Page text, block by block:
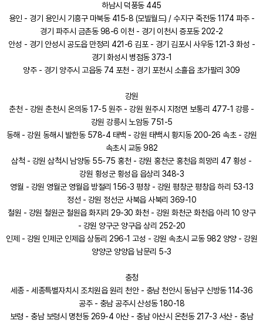
하남시 덕풍동 445
용인 - 경기 용인시 기흥구 마북동 415-8 (모빌월드) / 수지구 죽전동 1174 파주 -
경기 파주시 금촌동 98-6 이천 - 경기 이천시 증포동 202-2
안성 - 경기 안성시 공도읍 만정리 421-6 김포 - 경기 김포시 사우동 121-3 화성 -
경기 화성시 병점동 373-1
양주 - 경기 양주시 고읍동 74 포천 - 경기 포천시 소흘읍 초가팔리 309
강원
춘천 - 강원 춘천시 온의동 17-5 원주 - 강원 원주시 지정면 보통리 477-1 강릉 -
강원 강릉시 노암동 751-5
동해 - 강원 동해시 발한동 578-4 태백 - 강원 태백시 황지동 200-26 속초 - 강원
속초시 교동 982
삼척 - 강원 삼척시 남양동 55-75 홍천 - 강원 홍천군 홍천읍 희망리 47 횡성 -
강원 횡성군 횡성읍 읍상리 348-3
영월 - 강원 영월군 영월읍 방절리 156-3 평창 - 강원 평창군 평창읍 하리 53-13
정선 - 강원 정선군 사북읍 사북리 369-10
철원 - 강원 철원군 철원읍 화지리 29-30 화천 - 강원 화천군 화천읍 아리 10 양구
- 강원 양구군 양구읍 상리 252-20
인제 - 강원 인제군 인제읍 상동리 296-1 고성 - 강원 속초시 교동 982 양양 - 강원
양양군 양양읍 남문리 5-3
충청
세종 - 세종특별자치시 조치원읍 원리 천안 - 충남 천안시 동남구 신방동 114-36
공주 - 충남 공주시 산성동 180-18
보령 - 충남 보령시 명천동 269-4 아산 - 충남 아산시 온천동 217-3 서산 - 충남